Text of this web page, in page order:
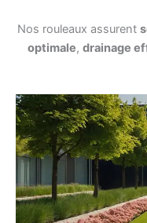
Nos rouleaux assurent
optimale, drainage